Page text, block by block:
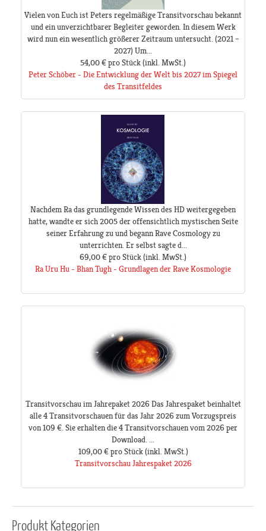
Vielen von Euch ist Peters regelmäßige Transitvorschau bekannt
und ein unverzichtbarer Begleiter geworden. In diesem Werk
wird nun ein wesentlich größerer Zeitraum untersucht. (2021 –
2027) Um...
54,00 €pro Stück(inkl. MwSt.)
Peter Schöber - Die Entwicklung der Welt bis 2027 im Spiegel
des Transitfeldes
Nachdem Ra das grundlegende Wissen des HD weitergegeben
hatte, wandte er sich 2005 der offensichtlich mystischen Seite
seiner Erfahrung zu und begann Rave Cosmology zu
unterrichten. Er selbst sagte d...
69,00 €pro Stück(inkl. MwSt.)
Ra Uru Hu - Bhan Tugh - Grundlagen der Rave Kosmologie
Transitvorschau im Jahrepaket 2026 Das Jahrespaket beinhaltet
alle 4 Transitvorschauen für das Jahr 2026 zum Vorzugspreis
von 109 €. Sie erhalten die 4 Transitvorschauen vom 2026 per
Download. ...
109,00 € pro Stück(inkl. MwSt.)
Transitvorschau Jahrespaket 2026
ProduktKategorien